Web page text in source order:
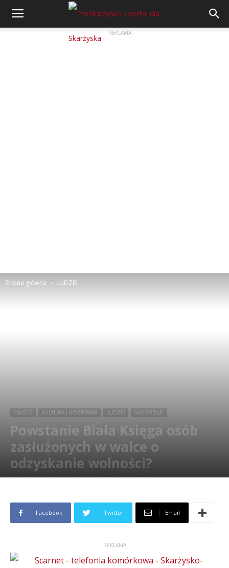
REKLAMA
Strona główna LUDZIE
MIASTO KULTURA i ROZRYWKA LUDZIE SAMORZĄD
Powstanie Biała Księga osób
zasłużonych w walce o
odzyskanie wolności?
Przez Paweł Wełpa - 26 lutego 2017 2387
Facebook Twitter Email
REKLAMA